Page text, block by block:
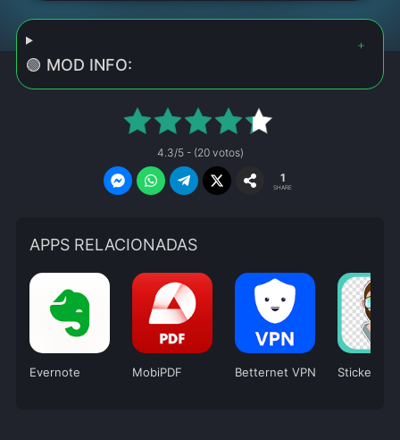
🟢 MOD INFO:
4.3/5 - (20 votos)
1
SHARE
APPS RELACIONADAS
Evernote MobiPDF Betternet VPN Sticker